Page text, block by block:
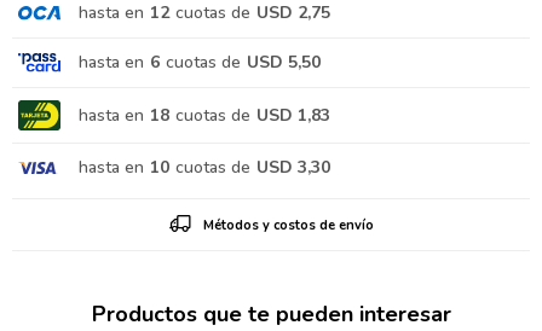
hasta en 12 cuotas de USD 2,75
hasta en 6 cuotas de USD 5,50
hasta en 18 cuotas de USD 1,83
hasta en 10 cuotas de USD 3,30
Métodos y costos de envío
Productos que te pueden interesar